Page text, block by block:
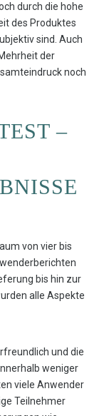
durch die hohe
des Produktes
sind. Auch
der
noch
–
von vier bis
bis hin zur
alle Aspekte
und die
weniger
viele Anwender
Teilnehmer